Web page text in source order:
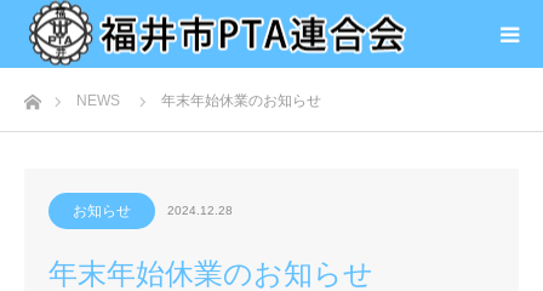
ホームNEWS 年末年始休業のお知らせ
お知らせ 2024.12.28
年末年始休業のお知らせ